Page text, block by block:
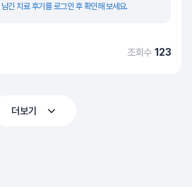
긴 치료 후기를 로그인 후 확인해 보세요.
조회수 123
더보기